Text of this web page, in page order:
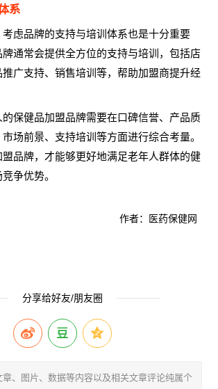
系
虑品牌的支持与培训体系也是十分重要
通常会提供全方位的支持与培训，包括店
广支持、销售培训等，帮助加盟商提升经
的保健品加盟品牌需要在口碑信誉、产品质
场前景、支持培训等方面进行综合考量。
盟品牌，才能够更好地满足老年人群体的健
争优势。
作者：医药保健网
分享给好友/朋友圈
章、图片、数据等内容以及相关文章评论纯属个